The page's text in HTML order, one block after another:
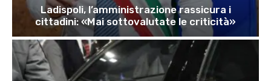
Ladispoli, l’amministrazione rassicura i
cittadini: «Mai sottovalutate le criticità»